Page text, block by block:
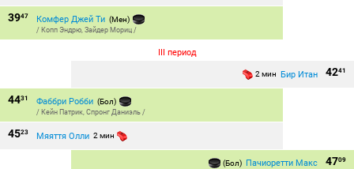
3947 Комфер Джей Ти (Мен)
/ Копп Эндрю, Зайдер Мориц /
III период
4241
2 мин Бир Итан
4431 Фаббри Робби (Бол)
/ Кейн Патрик, Спронг Даниэль /
4523 Мяяття Олли 2 мин
4709
(Бол) Пачиоретти Макс